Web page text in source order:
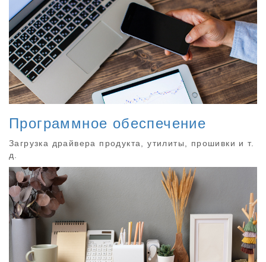
Программное обеспечение
Загрузка драйвера продукта, утилиты, прошивки и т.
д.